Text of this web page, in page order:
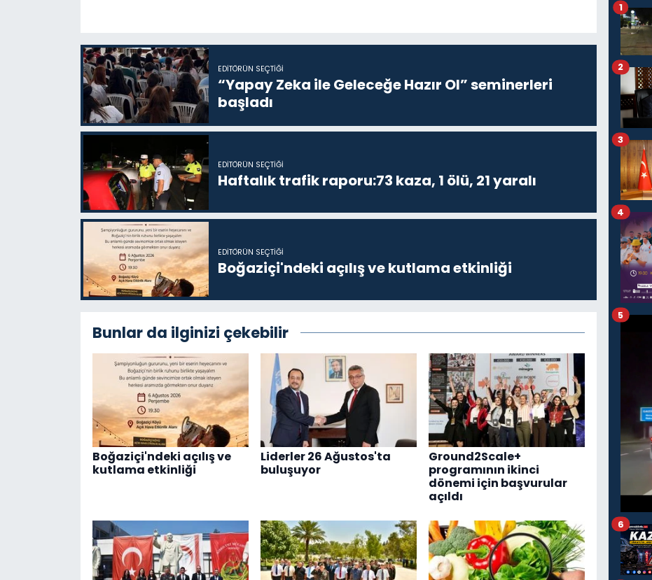
EDITÖRÜN SEÇTIĞI
“Yapay Zeka ile Geleceğe Hazır Ol” seminerleri
başladı
EDITÖRÜN SEÇTIĞI
Haftalık trafik raporu:73 kaza, 1 ölü, 21 yaralı
EDITÖRÜN SEÇTIĞI
Boğaziçi'ndeki açılış ve kutlama etkinliği
Bunlar da ilginizi çekebilir
Boğaziçi'ndeki açılış ve
kutlama etkinliği
Liderler 26 Ağustos'ta
buluşuyor
Ground2Scale+
programının ikinci
dönemi için başvurular
açıldı
1
2
3
4
5
6